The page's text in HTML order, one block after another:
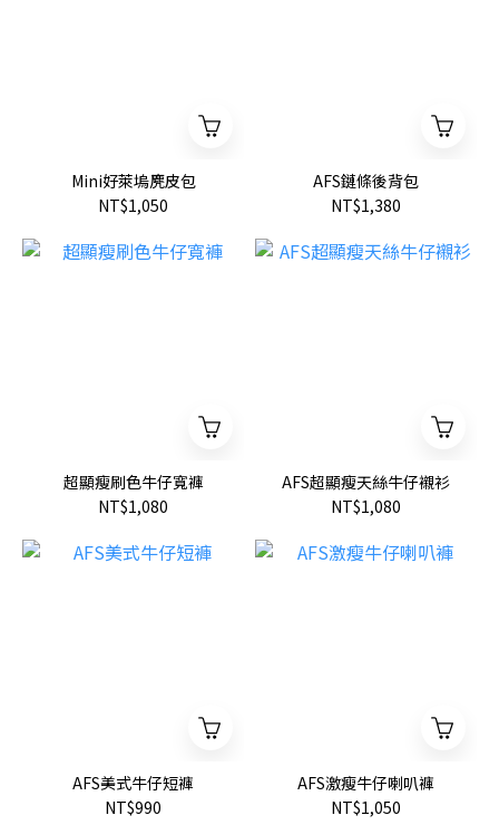
Mini好萊塢麂皮包
NT$1,050
AFS鏈條後背包
NT$1,380
超顯瘦刷色牛仔寬褲
NT$1,080
AFS超顯瘦天絲牛仔襯衫
NT$1,080
AFS美式牛仔短褲
NT$990
AFS激瘦牛仔喇叭褲
NT$1,050